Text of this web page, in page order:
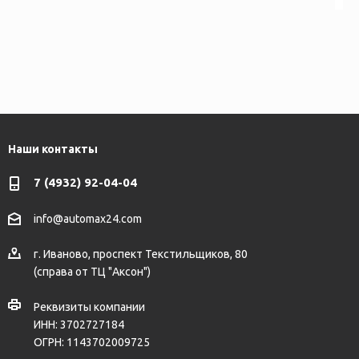
Наши контакты
7 (4932) 92-04-04
info@automax24.com
г. Иваново, проспект Текстильщиков, 80
(справа от ТЦ "Аксон")
Реквизиты компании
ИНН: 3702727184
ОГРН: 1143702009725